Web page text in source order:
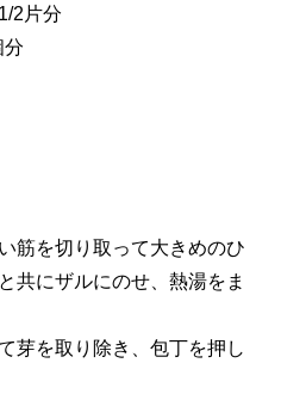
2片分
筋を切り取って大きめのひ
共にザルにのせ、熱湯をま
芽を取り除き、包丁を押し